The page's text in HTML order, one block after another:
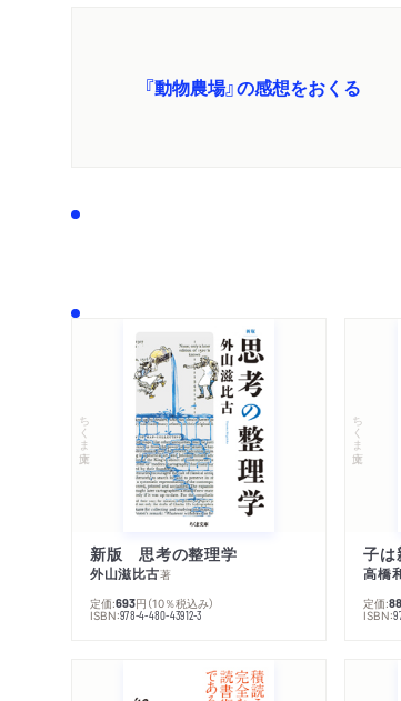
『動物農場』の感想をおくる
ちくま文庫
新版 思考の整理学
外山滋比古著
定価:693円 （10％税込み）
ISBN:978-4-480-43912-3
ちくま文庫
高橋
定価:
ISBN: